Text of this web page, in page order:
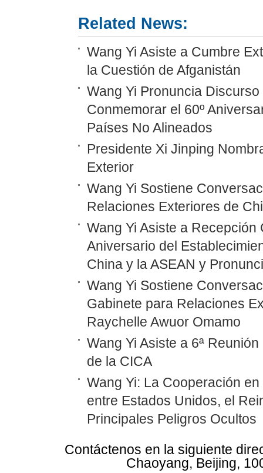
Related News:
Wang Yi Asiste a Cumbre
la Cuestión de Afganistán
Wang Yi Pronuncia
Conmemorar el 60º
Países No Alineados
Presidente Xi Jinping
Exterior
Wang Yi Sostiene
Relaciones Exteriores de
Wang Yi Asiste a Recepción
Aniversario del
China y la ASEAN y
Wang Yi Sostiene
Gabinete para Relaciones
Raychelle Awuor Omamo
Wang Yi Asiste a 6ª
de la CICA
Wang Yi: La Cooperación
entre Estados Unidos, el
Principales Peligros Ocultos
Contáctenos en la siguiente
Chaoyang, Beijing,